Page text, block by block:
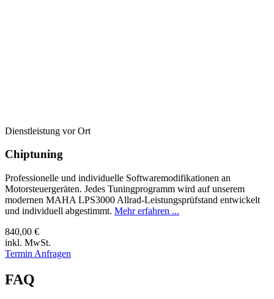
Dienstleistung vor Ort
Chiptuning
Professionelle und individuelle Softwaremodifikationen an
Motorsteuergeräten. Jedes Tuningprogramm wird auf unserem
modernen MAHA LPS3000 Allrad-Leistungsprüfstand entwickelt
und individuell abgestimmt. Mehr erfahren ...
840,00 €
inkl. MwSt.
Termin Anfragen
FAQ